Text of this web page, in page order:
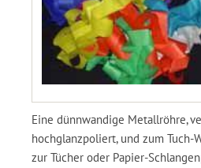
Eine dünnwandige Metallröhre,
hochglanzpoliert, und zum Tuch-
zur Tücher oder Papier-